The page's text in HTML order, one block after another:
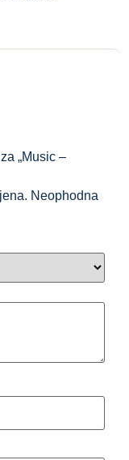
„Music –
Neophodna